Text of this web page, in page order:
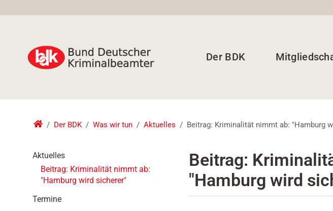
Der BDK
Der BDK Was wir tun Aktuelles Beitrag: Kriminalität nimmt ab: "Hamburg
Beitrag:
"Hamburg wird
Aktuelles
Beitrag: Kriminalität nimmt ab:
"Hamburg wird sicherer"
Termine